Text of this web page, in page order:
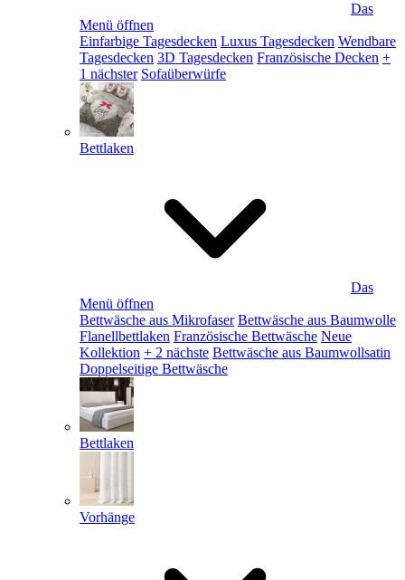
Das
Menü öffnen
Einfarbige Tagesdecken Luxus Tagesdecken Wendbare
Tagesdecken 3D Tagesdecken Französische Decken +
1 nächster Sofaüberwürfe
Bettlaken
Das
Menü öffnen
Bettwäsche aus Mikrofaser Bettwäsche aus Baumwolle
Flanellbettlaken Französische Bettwäsche Neue
Kollektion + 2 nächste Bettwäsche aus Baumwollsatin
Doppelseitige Bettwäsche
Bettlaken
Vorhänge